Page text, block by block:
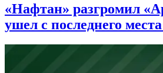
«Нафтан» разгромил
ушел с последнего